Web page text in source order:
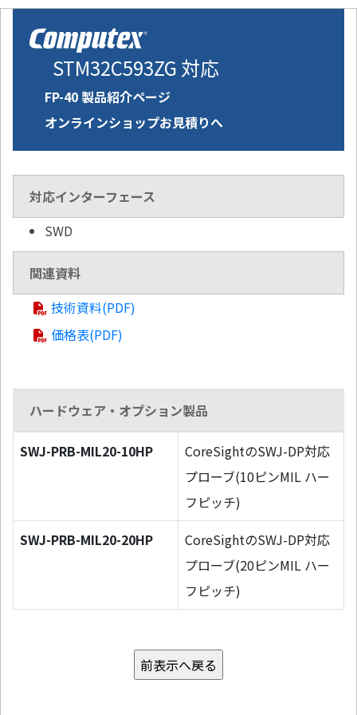
STM32C593ZG 対応
FP-40 製品紹介ページ
オンラインショップお見積りへ
対応インターフェース
SWD
関連資料
技術資料(PDF)
価格表(PDF)
ハードウェア・オプション製品
SWJ-PRB-MIL20-10HP
CoreSightのSWJ-DP対応
プローブ(10ピンMIL ハー
フピッチ)
SWJ-PRB-MIL20-20HP
CoreSightのSWJ-DP対応
プローブ(20ピンMIL ハー
フピッチ)